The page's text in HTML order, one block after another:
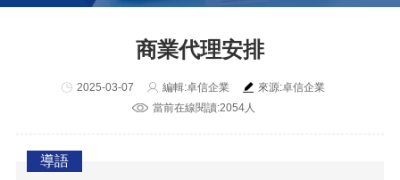
商業代理安排
2025-03-07 編輯:卓信企業
來源:卓信企業
當前在線閱讀:2054人
導語